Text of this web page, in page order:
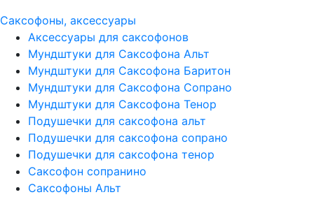
Саксофоны, аксессуары
Аксессуары для саксофонов
Мундштуки для Саксофона Альт
Мундштуки для Саксофона Баритон
Мундштуки для Саксофона Сопрано
Мундштуки для Саксофона Тенор
Подушечки для саксофона альт
Подушечки для саксофона сопрано
Подушечки для саксофона тенор
Саксофон сопранино
Саксофоны Альт